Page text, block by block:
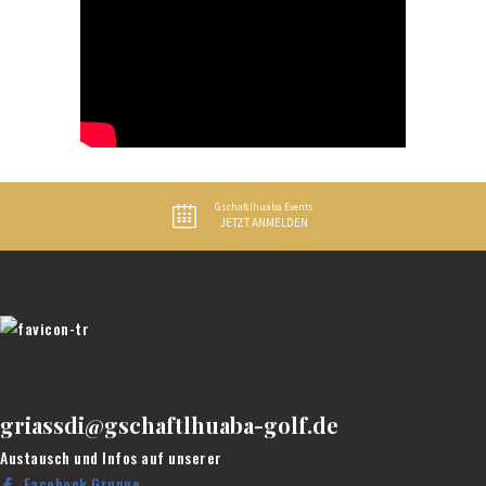
Gschaftlhuaba Events
JETZT ANMELDEN
griassdi@gschaftlhuaba-golf.de
Austausch und Infos auf unserer